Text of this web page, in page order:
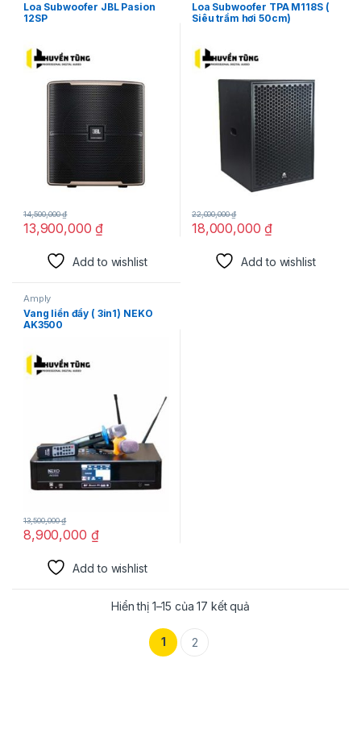
Loa Subwoofer JBL Pasion
12SP
13,900,000₫
14,500,000₫
Add to wishlist
Loa Subwoofer TPA M118S (
Siêu trầm hơi 50cm)
18,000,000₫
22,000,000₫
Add to wishlist
Amply
Vang liền đẩy ( 3in1) NEKO
AK3500
8,900,000 ₫
13,500,000₫
Add to wishlist
Hiển thị 1–15 của 17 kết quả
1 2